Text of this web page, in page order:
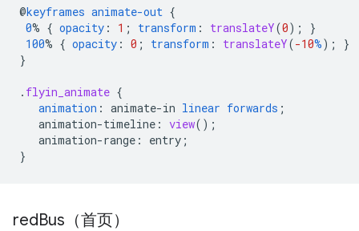
@keyframes animate-out {
0% { opacity : 1 ; transform : translateY(0);
}
100% { opacity : 0 ; transform : translateY(-10%);
}
}
. flyin_animate {
animation : animate-in linear forwards ;
animation-timeline : view();
animation-range : entry ;
}
redBus（首页）